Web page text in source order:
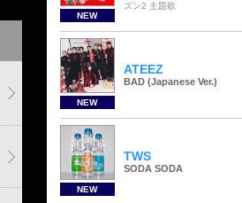
NEW
ズン2 主題歌
NEW
ATEEZ
BAD (Japanese Ver.)
NEW
TWS
SODA SODA